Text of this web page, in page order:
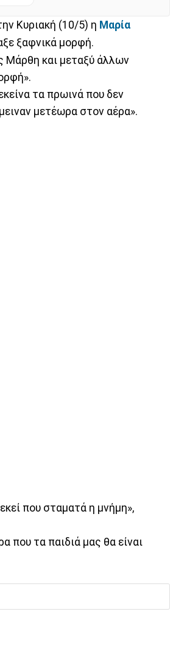
Κυριακή (10/5) η Μαρία
ξαφνικά μορφή.
Μάρθη και μεταξύ άλλων
τα πρωινά που δεν
μετέωρα στον αέρα».
που σταματά η μνήμη»,
που τα παιδιά μας θα είναι